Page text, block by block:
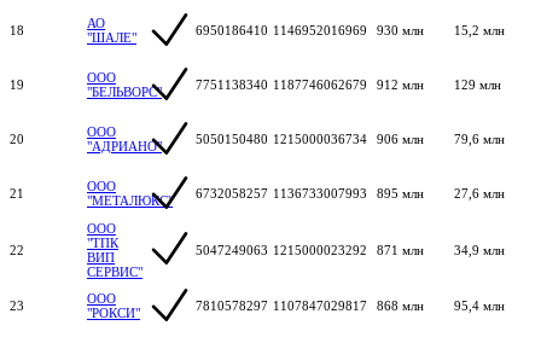
18
АО
"ШАЛЕ"
6950186410 1146952016969 930 млн 15,2 млн
19
ООО
"БЕЛЬВОРС"
7751138340 1187746062679 912 млн 129 млн
20
ООО
"АДРИАНО"
5050150480 1215000036734 906 млн 79,6 млн
21
ООО
"МЕТАЛЮКС"
6732058257 1136733007993 895 млн 27,6 млн
22
ООО
"ТПК
ВИП
СЕРВИС"
5047249063 1215000023292 871 млн 34,9 млн
23
ООО
"РОКСИ"
7810578297 1107847029817 868 млн 95,4 млн